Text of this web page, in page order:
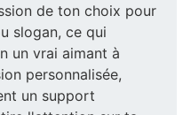
de ton choix pour
slogan, ce qui
un vrai aimant à
personnalisée,
un support